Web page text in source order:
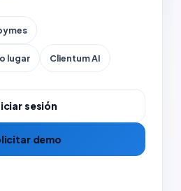
lugar Clientum AI
sesión
demo